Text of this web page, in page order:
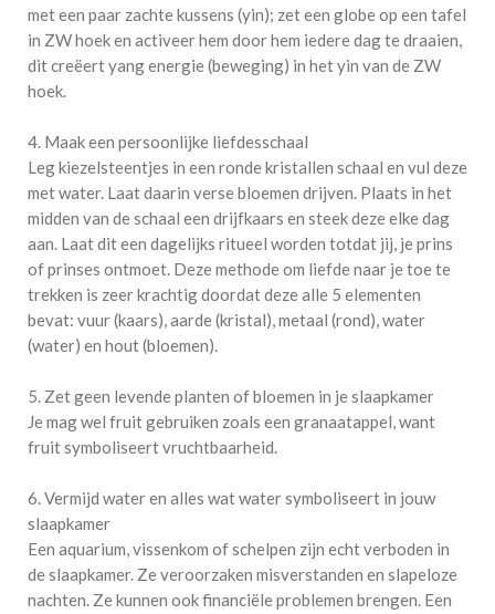
met een paar zachte kussens (yin); zet een globe op een tafel
in ZW hoek en activeer hem door hem iedere dag te draaien,
dit creëert yang energie (beweging) in het yin van de ZW
hoek.
4. Maak een persoonlijke liefdesschaal
Leg kiezelsteentjes in een ronde kristallen schaal en vul deze
met water. Laat daarin verse bloemen drijven. Plaats in het
midden van de schaal een drijfkaars en steek deze elke dag
aan. Laat dit een dagelijks ritueel worden totdat jij, je prins
of prinses ontmoet. Deze methode om liefde naar je toe te
trekken is zeer krachtig doordat deze alle 5 elementen
bevat: vuur (kaars), aarde (kristal), metaal (rond), water
(water) en hout (bloemen).
5. Zet geen levende planten of bloemen in je slaapkamer
Je mag wel fruit gebruiken zoals een granaatappel, want
fruit symboliseert vruchtbaarheid.
6. Vermijd water en alles wat water symboliseert in jouw
slaapkamer
Een aquarium, vissenkom of schelpen zijn echt verboden in
de slaapkamer. Ze veroorzaken misverstanden en slapeloze
nachten. Ze kunnen ook financiële problemen brengen. Een